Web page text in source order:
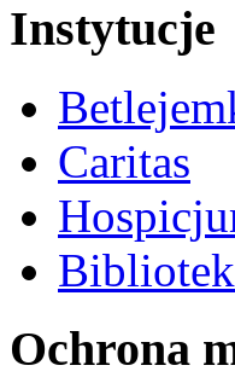
Instytucje
Caritas
Ochrona